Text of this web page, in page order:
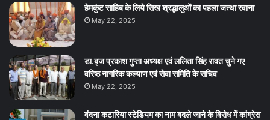
हेमकुंट साहिब के लिये सिख श्रद्धालुओं का पहला जत्था रवाना
May 22, 2025
डा.बृज प्रकाश गुप्ता अध्यक्ष एवं ललिता सिंह रावत चुने गए
वरिष्ठ नागरिक कल्याण एवं सेवा समिति के सचिव
May 22, 2025
वंदना कटारिया स्टेडियम का नाम बदले जाने के विरोध में कांग्रेस